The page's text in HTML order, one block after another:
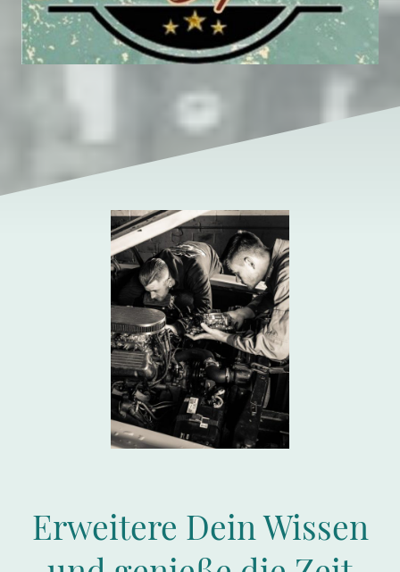
Erweitere Dein Wissen